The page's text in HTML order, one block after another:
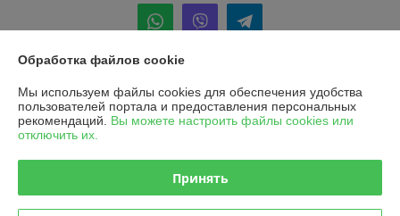
Информация для покупателя
Юридическое лицо:УП "Агро-Дон-Снаб"
220086 г. Минск, ул. Славинского 8А, к.5
Регистрационный номер ЕГР: 190437992
Обработка файлов cookie
Мы используем файлы cookies для обеспечения удобства
пользователей портала и предоставления персональных
рекомендаций. Вы можете настроить файлы cookies или
отключить их.
Принять